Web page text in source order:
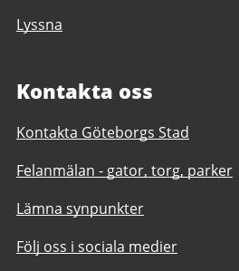
Lyssna
Kontakta oss
Kontakta Göteborgs Stad
Felanmälan - gator, torg, parker
Lämna synpunkter
Följ oss i sociala medier